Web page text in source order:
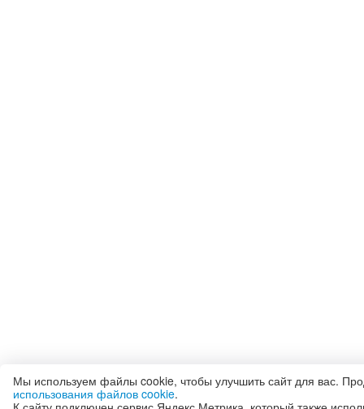
Мы используем файлы cookie, чтобы улучшить сайт для вас.
использования файлов cookie.